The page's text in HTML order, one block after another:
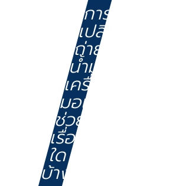
การ
เปลี่ยน
ถ่าย
น้ำมัน
เครื่อง
มอเตอร์ไซค์
ช่วย
เรื่อง
ใด
บ้าง?